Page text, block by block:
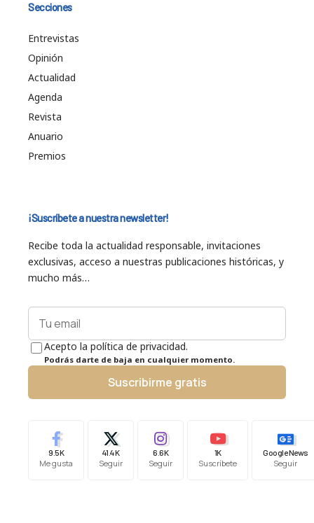
Secciones
Entrevistas
Opinión
Actualidad
Agenda
Revista
Anuario
Premios
¡Suscríbete a nuestra newsletter!
Recibe toda la actualidad responsable, invitaciones
exclusivas, acceso a nuestras publicaciones históricas, y
mucho más…
Acepto la política de privacidad.
Podrás darte de baja en cualquier momento.
Suscribirme gratis
9.5K
Me gusta
41.4K
Seguir
6.6K
Seguir
1K
Suscríbete
Google News
Seguir